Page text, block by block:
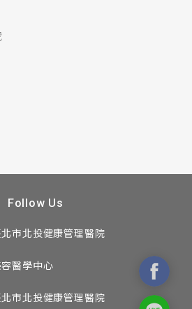
Follow Us
北市北投健康管理醫院
容醫學中心
北市北投健康管理醫院